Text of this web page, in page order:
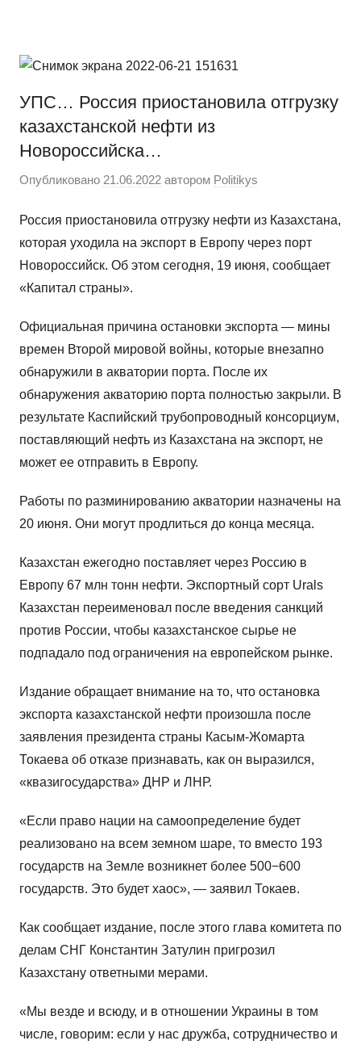
содержимому
сайт
WordPress
УПС… Россия приостановила отгрузку
казахстанской нефти из
Новороссийска…
Опубликовано 21.06.2022 автором Politikys
Россия приостановила отгрузку нефти из Казахстана,
которая уходила на экспорт в Европу через порт
Новороссийск. Об этом сегодня, 19 июня, сообщает
«Капитал страны».
Официальная причина остановки экспорта — мины
времен Второй мировой войны, которые внезапно
обнаружили в акватории порта. После их
обнаружения акваторию порта полностью закрыли. В
результате Каспийский трубопроводный консорциум,
поставляющий нефть из Казахстана на экспорт, не
может ее отправить в Европу.
Работы по разминированию акватории назначены на
20 июня. Они могут продлиться до конца месяца.
Казахстан ежегодно поставляет через Россию в
Европу 67 млн тонн нефти. Экспортный сорт Urals
Казахстан переименовал после введения санкций
против России, чтобы казахстанское сырье не
подпадало под ограничения на европейском рынке.
Издание обращает внимание на то, что остановка
экспорта казахстанской нефти произошла после
заявления президента страны Касым-Жомарта
Токаева об отказе признавать, как он выразился,
«квазигосударства» ДНР и ЛНР.
«Если право нации на самоопределение будет
реализовано на всем земном шаре, то вместо 193
государств на Земле возникнет более 500−600
государств. Это будет хаос», — заявил Токаев.
Как сообщает издание, после этого глава комитета по
делам СНГ Константин Затулин пригрозил
Казахстану ответными мерами.
«Мы везде и всюду, и в отношении Украины в том
числе, говорим: если у нас дружба, сотрудничество и